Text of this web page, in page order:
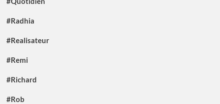
#Radhia
#Realisateur
#Remi
#Richard
#Rob